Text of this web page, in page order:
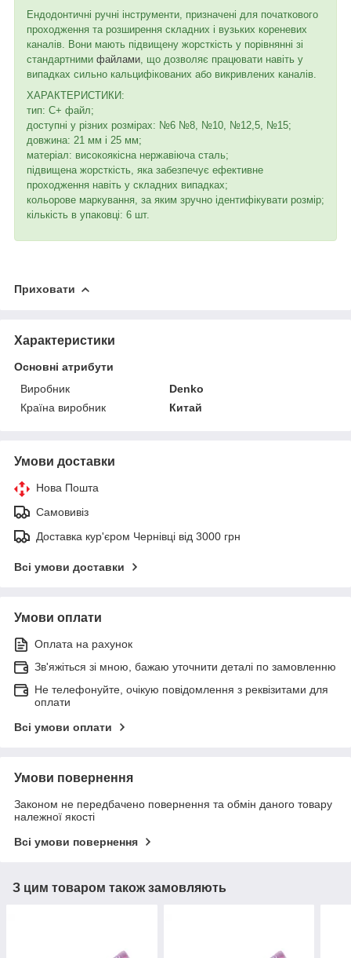
Ендодонтичні ручні інструменти, призначені для початкового
проходження та розширення складних і вузьких кореневих
каналів. Вони мають підвищену жорсткість у порівнянні зі
стандартними файлами , що дозволяє працювати навіть у
випадках сильно кальцифікованих або викривлених каналів.
ХАРАКТЕРИСТИКИ:
тип: C+ файл;
доступні у різних розмірах: №6 №8, №10, №12,5, №15;
довжина: 21 мм і 25 мм;
матеріал: високоякісна нержавіюча сталь;
підвищена жорсткість, яка забезпечує ефективне
проходження навіть у складних випадках;
кольорове маркування, за яким зручно ідентифікувати розмір;
кількість в упаковці: 6 шт.
Приховати
Характеристики
Основні атрибути
Виробник
Denko
Країна виробник
Китай
Умови доставки
Нова Пошта
Самовивіз
Доставка кур'єром Чернівці від 3000 грн
Всі умови доставки
Умови оплати
Оплата на рахунок
Зв'яжіться зі мною, бажаю уточнити деталі по замовленню
Не телефонуйте, очікую повідомлення з реквізитами для
оплати
Всі умови оплати
Умови повернення
Законом не передбачено повернення та обмін даного товару
належної якості
Всі умови повернення
З цим товаром також замовляють